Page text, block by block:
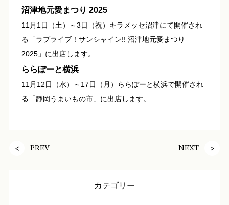
沼津地元愛まつり 2025
11月1日（土）～3日（祝）キラメッセ沼津にて開催され
る「ラブライブ！サンシャイン!! 沼津地元愛まつり
2025」に出店します。
ららぽーと横浜
11月12日（水）～17日（月）ららぽーと横浜で開催され
る「静岡うまいもの市」に出店します。
PREV NEXT
カテゴリー